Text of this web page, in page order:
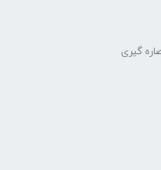
گیری